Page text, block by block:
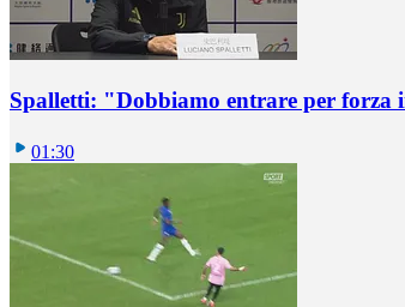
Spalletti: "Dobbiamo entrare per forza
01:30